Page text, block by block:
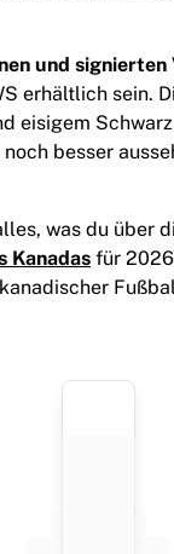
und signierten
erhältlich sein.
eisigem
besser
was du über
Kanadas für 2026